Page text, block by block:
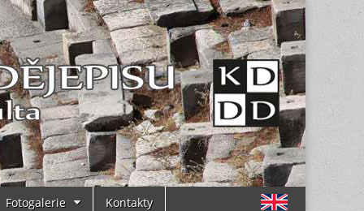
Fotogalerie Kontakty